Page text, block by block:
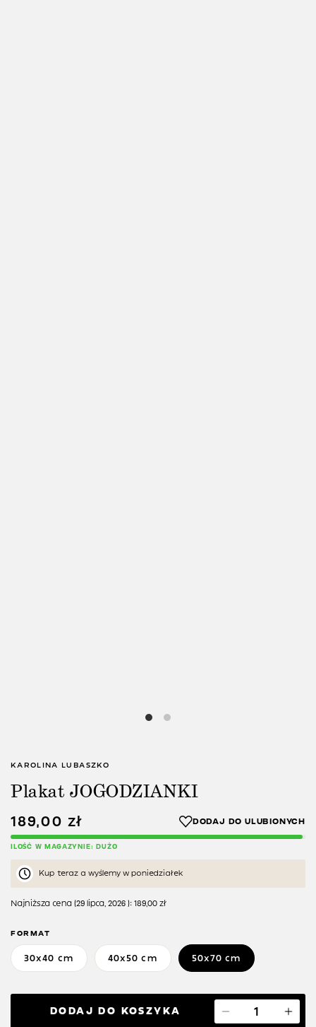
KAROLINA LUBASZKO
Plakat JOGODZIANKI
189,00 zł
ILOŚĆ W MAGAZYNIE: DUŻO
Kup teraz a wyślemy w poniedziałek
Najniższa cena (29 lipca, 2026 ): 189,00 zł
FORMAT
30x40 cm 40x50 cm 50x70 cm
DODAJ DO KOSZYKA